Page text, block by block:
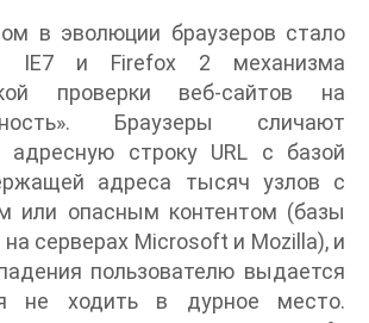
в эволюции браузеров стало
IE7 и Firefox 2 механизма
проверки веб-сайтов на
Браузеры сличают
строку URL с базой
адреса тысяч узлов с
или опасным контентом (базы
серверах Microsoft и Mozilla), и
пользователю выдается
не ходить в дурное место.